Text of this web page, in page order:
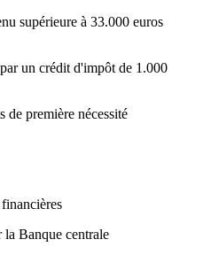
supérieure à 33.000 euros
un crédit d'impôt de 1.000
première nécessité
la Banque centrale